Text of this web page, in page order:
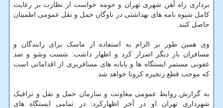
برداری راه آهن شهری تهران و حومه خواست از نظارت بر رعایت
کامل شیوه نامه های بهداشتی در ناوگان حمل و نقل عمومی اطمینان
حاصل کنند.
وی همین طور بر الزام به استفاده از ماسک برای رانندگان و
مسافران بار دیگر اصرار کرد و اظهار داشت: شست وشو و ضد
عفونی مستمر ایستگاه ها و پایانه های مسافربری از اقداماتی است
که موجب قطع زنجیره کرونا خواهد شد.
به گزارش روابط عمومی معاونت و سازمان حمل و نقل و ترافیک
شهرداری تهران او در آخر اظهارکرد: در تمامی ایستگاه های